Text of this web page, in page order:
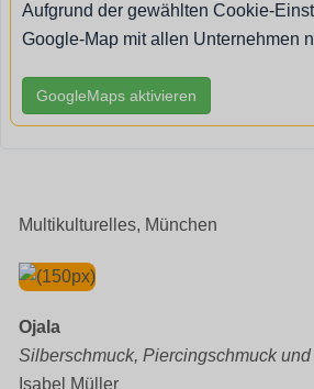
Aufgrund der gewählten Cookie-
Google-Map mit allen Unternehmen
GoogleMaps aktivieren
Multikulturelles, München
Ojala
Silberschmuck, Piercingschmuck
Isabel Müller